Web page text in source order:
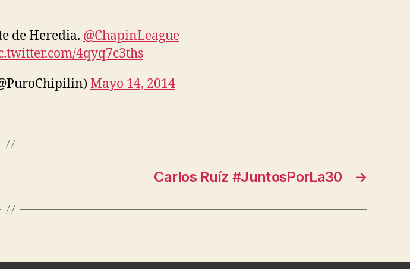
de Heredia. @ChapinLeague
4qyq7c3ths
Mayo 14, 2014
→
Carlos Ruíz #JuntosPorLa30